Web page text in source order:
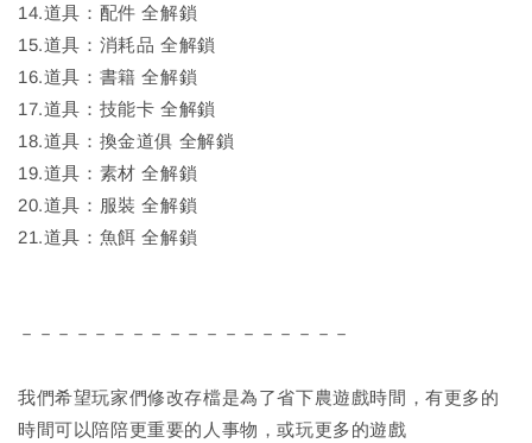
14.道具：配件 全解鎖
15.道具：消耗品 全解鎖
16.道具：書籍 全解鎖
17.道具：技能卡 全解鎖
18.道具：換金道俱 全解鎖
19.道具：素材 全解鎖
20.道具：服裝 全解鎖
21.道具：魚餌 全解鎖
－－－－－－－－－－－－－－－－－－
我們希望玩家們修改存檔是為了省下農遊戲時間，有更多的
時間可以陪陪更重要的人事物，或玩更多的遊戲